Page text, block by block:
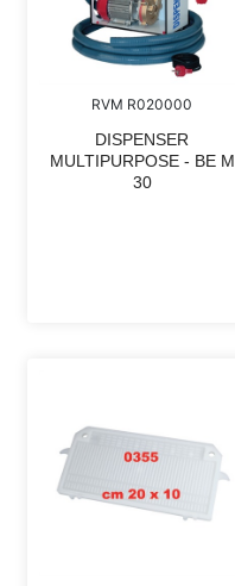
RVM R020000
DISPENSER
MULTIPURPOSE - BE M
30